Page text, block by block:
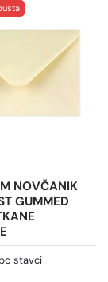
NOVČANIK
GUMMED
cijena
po stavci